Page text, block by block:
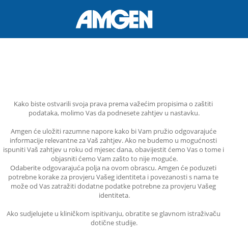
Kako biste ostvarili svoja prava prema važećim propisima o zaštiti
podataka, molimo Vas da podnesete zahtjev u nastavku.
Amgen će uložiti razumne napore kako bi Vam pružio odgovarajuće
informacije relevantne za Vaš zahtjev. Ako ne budemo u mogućnosti
ispuniti Vaš zahtjev u roku od mjesec dana, obavijestit ćemo Vas o tome i
objasniti ćemo Vam zašto to nije moguće.
Odaberite odgovarajuća polja na ovom obrascu. Amgen će poduzeti
potrebne korake za provjeru Vašeg identiteta i povezanosti s nama te
može od Vas zatražiti dodatne podatke potrebne za provjeru Vašeg
identiteta.
Ako sudjelujete u kliničkom ispitivanju, obratite se glavnom istraživaču
dotične studije.